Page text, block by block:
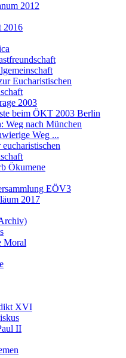
2012
2016
Eucharistischen
2003
beim ÖKT 2003 Berlin
Weg nach München
Weg ...
Ökumene
EÖV3
2017
Moral
XVI
II